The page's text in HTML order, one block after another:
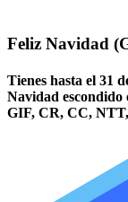
Feliz Navidad
Tienes hasta el 31
Navidad escondido
GIF, CR, CC,